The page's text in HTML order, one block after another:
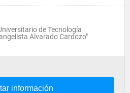
de Tecnología
Alvarado Cardozo"
información